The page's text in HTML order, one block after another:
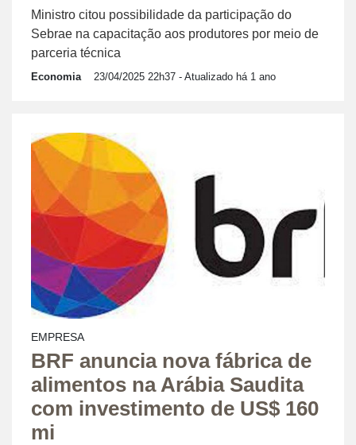
Ministro citou possibilidade da participação do
Sebrae na capacitação aos produtores por meio de
parceria técnica
Economia 23/04/2025 22h37 - Atualizado há 1 ano
EMPRESA
BRF anuncia nova fábrica de
alimentos na Arábia Saudita
com investimento de US$ 160
mi